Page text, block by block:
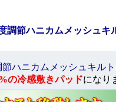
調節ハニカムメッシュキ
ハニカムメッシュキルト
の冷感敷きパッドになり